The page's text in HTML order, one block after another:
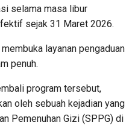
selama masa libur
sejak 31 Maret 2026.
layanan pengaduan
penuh.
program tersebut,
oleh sebuah kejadian yang
Pemenuhan Gizi (SPPG) di